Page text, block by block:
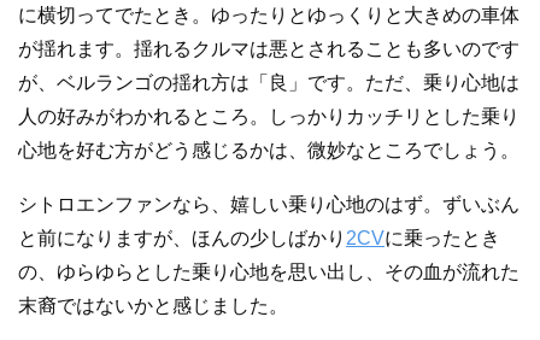
に横切ってでたとき。ゆったりとゆっくりと大きめの車体
が揺れます。揺れるクルマは悪とされることも多いのです
が、ベルランゴの揺れ方は「良」です。ただ、乗り心地は
人の好みがわかれるところ。しっかりカッチリとした乗り
心地を好む方がどう感じるかは、微妙なところでしょう。
シトロエンファンなら、嬉しい乗り心地のはず。ずいぶん
と前になりますが、ほんの少しばかり 2CVに乗ったとき
の、ゆらゆらとした乗り心地を思い出し、その血が流れた
末裔ではないかと感じました。